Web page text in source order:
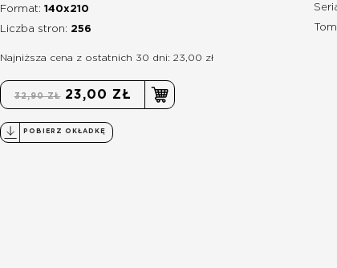
Format: 140x210
Liczba stron: 256
Najniższa cena z ostatnich 30 dni: 23,00 zł
32,90 ZŁ 23,00 ZŁ
POBIERZ OKŁADKĘ